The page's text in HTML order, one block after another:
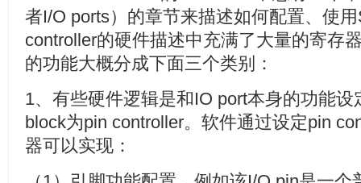
者I/O ports）的章节来描述如何配置、使
controller的硬件描述中充满了大量的寄存
的功能大概分成下面三个类别：
1、有些硬件逻辑是和IO port本身的功能
block为pin controller。软件通过设定pin
器可以实现：